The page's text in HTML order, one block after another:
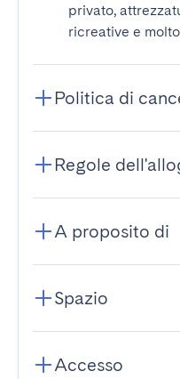
privato,
ricreative e
Politica di
Regole
A proposito di
Spazio
Accesso